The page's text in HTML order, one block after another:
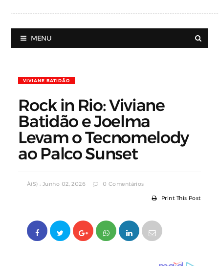
MENU
VIVIANE BATIDÃO
Rock in Rio: Viviane
Batidão e Joelma
Levam o Tecnomelody
ao Palco Sunset
À(s) : Junho 02, 2026 0 Comentários
Print This Post